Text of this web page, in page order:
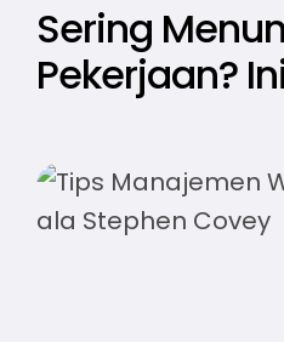
Sering
Pekerjaan?
Prokrastinasi
Tempat Kerja